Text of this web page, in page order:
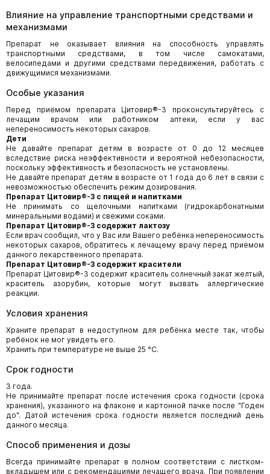
Влияние на управление транспортными средствами и
механизмами
Препарат не оказывает влияния на способность управлять
транспортными средствами, в том числе самокатами,
велосипедами и другими средствами передвижения, работать с
движущимися механизмами.
Особые указания
Перед приёмом препарата Цитовир®-3 проконсультируйтесь с
лечащим врачом или работником аптеки, если у вас
непереносимость некоторых сахаров.
Дети
Не давайте препарат детям в возрасте от 0 до 12 месяцев
вследствие риска неэффективности и вероятной небезопасности,
поскольку эффективность и безопасность не установлены.
Не давайте препарат детям в возрасте от 1 года до 6 лет в связи с
невозможностью обеспечить режим дозирования.
Препарат Цитовир®-3 с пищей и напитками
Не принимать со щелочными напитками (гидрокарбонатными
минеральными водами) и свежими соками.
Препарат Цитовир®-3 содержит лактозу
Если врач сообщил, что у Вас или Вашего ребёнка непереносимость
некоторых сахаров, обратитесь к лечащему врачу перед приёмом
данного лекарственного препарата.
Препарат Цитовир®-3 содержит красители
Препарат Цитовир®-3 содержит краситель солнечный закат желтый,
краситель азорубин, которые могут вызвать аллергические
реакции.
Условия хранения
Храните препарат в недоступном для ребёнка месте так, чтобы
ребёнок не мог увидеть его.
Хранить при температуре не выше 25 °C.
Срок годности
3 года.
Не принимайте препарат после истечения срока годности (срока
хранения), указанного на флаконе и картонной пачке после "Годен
до". Датой истечения срока годности является последний день
данного месяца.
Способ применения и дозы
Всегда принимайте препарат в полном соответствии с листком-
вкладышем или с рекомендациями лечащего врача. При появлении